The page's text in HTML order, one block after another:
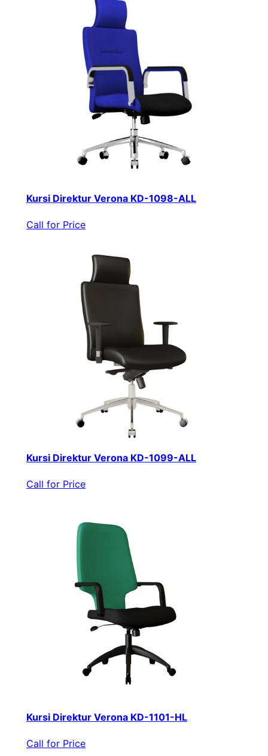
Kursi Direktur Verona KD-1098-ALL
Call for Price
Kursi Direktur Verona KD-1099-ALL
Call for Price
Kursi Direktur Verona KD-1101-HL
Call for Price